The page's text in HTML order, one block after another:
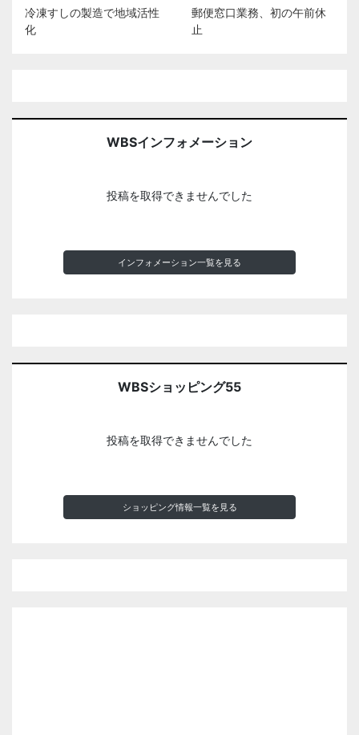
冷凍すしの製造で地域活性
化
郵便窓口業務、初の午前休
止
WBSインフォメーション
投稿を取得できませんでした
インフォメーション一覧を見る
WBSショッピング55
投稿を取得できませんでした
ショッピング情報一覧を見る